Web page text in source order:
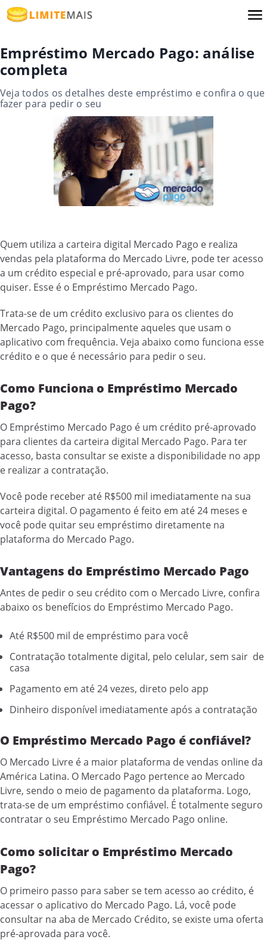
Empréstimo Mercado Pago: análise
completa
Veja todos os detalhes deste empréstimo e confira o que
fazer para pedir o seu
Quem utiliza a carteira digital Mercado Pago e realiza
vendas pela plataforma do Mercado Livre, pode ter acesso
a um crédito especial e pré-aprovado, para usar como
quiser. Esse é o Empréstimo Mercado Pago.
Trata-se de um crédito exclusivo para os clientes do
Mercado Pago, principalmente aqueles que usam o
aplicativo com frequência. Veja abaixo como funciona esse
crédito e o que é necessário para pedir o seu.
Como Funciona o Empréstimo Mercado
Pago?
O Empréstimo Mercado Pago é um crédito pré-aprovado
para clientes da carteira digital Mercado Pago. Para ter
acesso, basta consultar se existe a disponibilidade no app
e realizar a contratação.
Você pode receber até R$500 mil imediatamente na sua
carteira digital. O pagamento é feito em até 24 meses e
você pode quitar seu empréstimo diretamente na
plataforma do Mercado Pago.
Vantagens do Empréstimo Mercado Pago
Antes de pedir o seu crédito com o Mercado Livre, confira
abaixo os benefícios do Empréstimo Mercado Pago.
Até R$500 mil de empréstimo para você
Contratação totalmente digital, pelo celular, sem sair de
casa
Pagamento em até 24 vezes, direto pelo app
Dinheiro disponível imediatamente após a contratação
O Empréstimo Mercado Pago é confiável?
O Mercado Livre é a maior plataforma de vendas online da
América Latina. O Mercado Pago pertence ao Mercado
Livre, sendo o meio de pagamento da plataforma. Logo,
trata-se de um empréstimo confiável. É totalmente seguro
contratar o seu Empréstimo Mercado Pago online.
Como solicitar o Empréstimo Mercado
Pago?
O primeiro passo para saber se tem acesso ao crédito, é
acessar o aplicativo do Mercado Pago. Lá, você pode
consultar na aba de Mercado Crédito, se existe uma oferta
pré-aprovada para você.